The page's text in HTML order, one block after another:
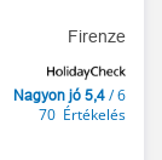
Firenze
Nagyon jó 5,4 / 6
70 Értékelés